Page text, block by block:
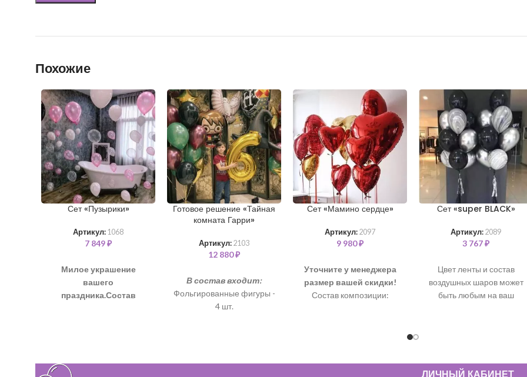
Похожие
Сет «Пузырики»
Артикул: 1068
7 849₽
Милое украшение
вашего
праздника.Состав
Цвет ленты и
Готовое решение «Тайная
комната Гарри»
Артикул: 2103
12 880₽
В состав входит:
Фольгированные фигуры -
4 шт.
Сет «Мамино сердце»
Артикул: 2097
9 980₽
Уточните у менеджера
размер вашей скидки!
Состав композиции:
Сет «super BLACK»
Артикул: 2089
3 767₽
Цвет ленты и состав
воздушных шаров может
быть любым на ваш
Шары с обработкой 35 см